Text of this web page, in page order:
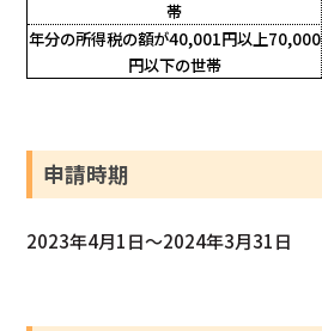
帯
年分の所得税の額が40,001円以上70,000
円以下の世帯
申請時期
2023年4月1日～2024年3月31日